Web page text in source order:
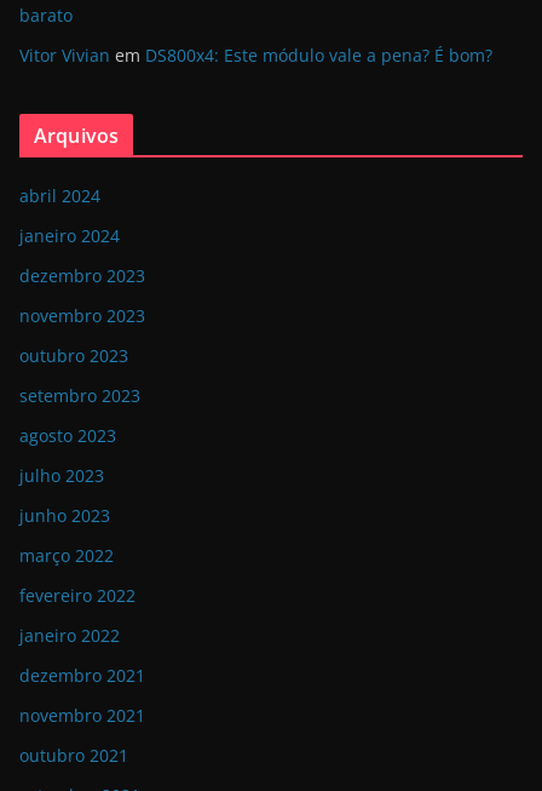
barato
Vitor Vivian em DS800x4: Este módulo vale a pena? É bom?
Arquivos
abril 2024
janeiro 2024
dezembro 2023
novembro 2023
outubro 2023
setembro 2023
agosto 2023
julho 2023
junho 2023
março 2022
fevereiro 2022
janeiro 2022
dezembro 2021
novembro 2021
outubro 2021